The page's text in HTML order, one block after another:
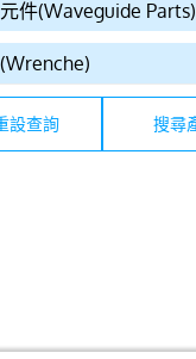
件(Waveguide Parts)
設查詢